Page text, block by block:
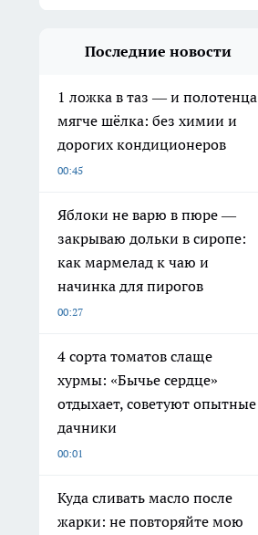
Последние новости
1 ложка в таз — и полотенца
мягче шёлка: без химии и
дорогих кондиционеров
00:45
Яблоки не варю в пюре —
закрываю дольки в сиропе:
как мармелад к чаю и
начинка для пирогов
00:27
4 сорта томатов слаще
хурмы: «Бычье сердце»
отдыхает, советуют опытные
дачники
00:01
Куда сливать масло после
жарки: не повторяйте мою